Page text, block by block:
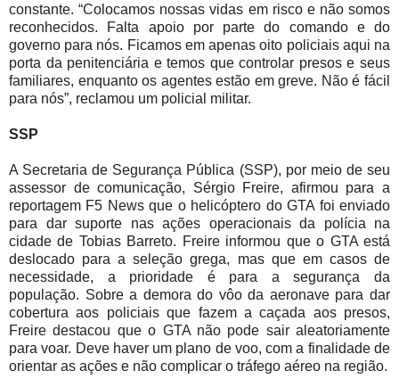
constante. “Colocamos nossas vidas em risco e não somos
reconhecidos. Falta apoio por parte do comando e do
governo para nós. Ficamos em apenas oito policiais aqui na
porta da penitenciária e temos que controlar presos e seus
familiares, enquanto os agentes estão em greve. Não é fácil
para nós”, reclamou um policial militar.
SSP
A Secretaria de Segurança Pública (SSP), por meio de seu
assessor de comunicação, Sérgio Freire, afirmou para a
reportagem F5 News que o helicóptero do GTA foi enviado
para dar suporte nas ações operacionais da polícia na
cidade de Tobias Barreto. Freire informou que o GTA está
deslocado para a seleção grega, mas que em casos de
necessidade, a prioridade é para a segurança da
população. Sobre a demora do vôo da aeronave para dar
cobertura aos policiais que fazem a caçada aos presos,
Freire destacou que o GTA não pode sair aleatoriamente
para voar. Deve haver um plano de voo, com a finalidade de
orientar as ações e não complicar o tráfego aéreo na região.